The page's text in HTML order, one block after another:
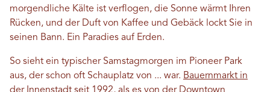
morgendliche Kälte ist verflogen, die Sonne wärmt Ihren
Rücken, und der Duft von Kaffee und Gebäck lockt Sie in
seinen Bann. Ein Paradies auf Erden.
So sieht ein typischer Samstagmorgen im Pioneer Park
aus, der schon oft Schauplatz von ... war. Bauernmarkt in